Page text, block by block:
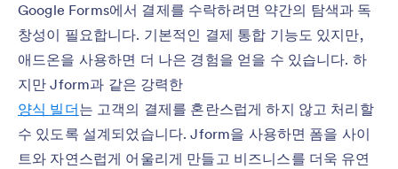
Google Forms에서 결제를 수락하려면 약간의 탐색과 독
창성이 필요합니다. 기본적인 결제 통합 기능도 있지만,
애드온을 사용하면 더 나은 경험을 얻을 수 있습니다. 하
지만 Jform과 같은 강력한
양식 빌더는 고객의 결제를 혼란스럽게 하지 않고 처리할
수 있도록 설계되었습니다. Jform을 사용하면 폼을 사이
트와 자연스럽게 어울리게 만들고 비즈니스를 더욱 유연